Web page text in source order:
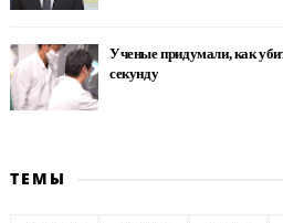
Ученые придумали, как
секунду
ТЕМЫ